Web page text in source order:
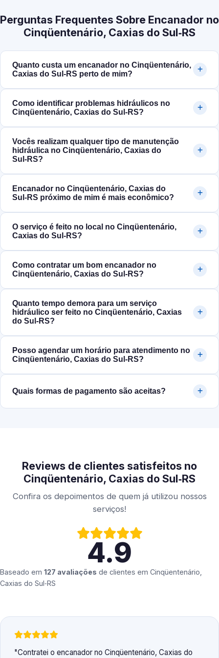
Perguntas Frequentes Sobre Encanador no
Cinqüentenário, Caxias do Sul‑RS
Quanto custa um encanador no Cinqüentenário,
Caxias do Sul‑RS perto de mim?
Como identificar problemas hidráulicos no
Cinqüentenário, Caxias do Sul‑RS?
Vocês realizam qualquer tipo de manutenção
hidráulica no Cinqüentenário, Caxias do
Sul‑RS?
Encanador no Cinqüentenário, Caxias do
Sul‑RS próximo de mim é mais econômico?
O serviço é feito no local no Cinqüentenário,
Caxias do Sul‑RS?
Como contratar um bom encanador no
Cinqüentenário, Caxias do Sul‑RS?
Quanto tempo demora para um serviço
hidráulico ser feito no Cinqüentenário, Caxias
do Sul‑RS?
Posso agendar um horário para atendimento no
Cinqüentenário, Caxias do Sul‑RS?
Quais formas de pagamento são aceitas?
Reviews de clientes satisfeitos no
Cinqüentenário, Caxias do Sul‑RS
Confira os depoimentos de quem já utilizou nossos
serviços!
4.9
Baseado em 127 avaliações de clientes em Cinqüentenário,
Caxias do Sul‑RS
Contratei o encanador no Cinqüentenário, Caxias do